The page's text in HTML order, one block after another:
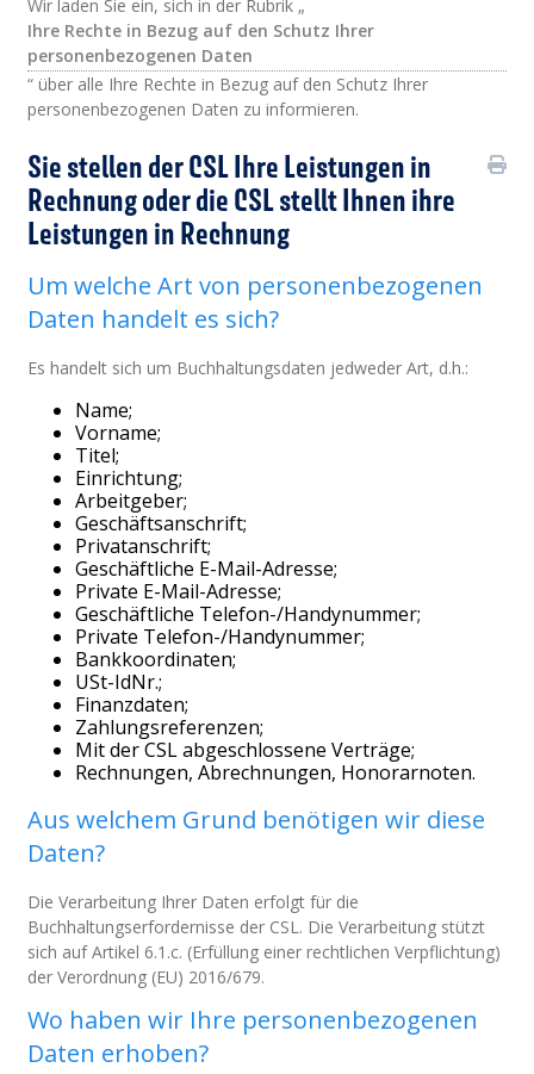
Wir laden Sie ein, sich in der Rubrik „
Ihre Rechte in Bezug auf den Schutz Ihrer
personenbezogenen Daten
“ über alle Ihre Rechte in Bezug auf den Schutz Ihrer
personenbezogenen Daten zu informieren.
Sie stellen der CSL Ihre Leistungen in
Rechnung oder die CSL stellt Ihnen ihre
Leistungen in Rechnung
Um welche Art von personenbezogenen
Daten handelt es sich?
Es handelt sich um Buchhaltungsdaten jedweder Art, d.h.:
Name;
Vorname;
Titel;
Einrichtung;
Arbeitgeber;
Geschäftsanschrift;
Privatanschrift;
Geschäftliche E-Mail-Adresse;
Private E-Mail-Adresse;
Geschäftliche Telefon-/Handynummer;
Private Telefon-/Handynummer;
Bankkoordinaten;
USt-IdNr.;
Finanzdaten;
Zahlungsreferenzen;
Mit der CSL abgeschlossene Verträge;
Rechnungen, Abrechnungen, Honorarnoten.
Aus welchem Grund benötigen wir diese
Daten?
Die Verarbeitung Ihrer Daten erfolgt für die
Buchhaltungserfordernisse der CSL. Die Verarbeitung stützt
sich auf Artikel 6.1.c. (Erfüllung einer rechtlichen Verpflichtung)
der Verordnung (EU) 2016/679.
Wo haben wir Ihre personenbezogenen
Daten erhoben?